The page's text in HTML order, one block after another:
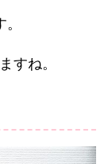
すね。